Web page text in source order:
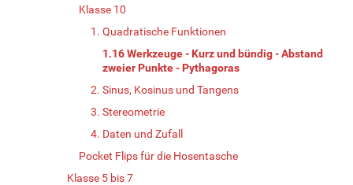
Klasse 10
1. Quadratische Funktionen
1.16 Werkzeuge - Kurz und bündig - Abstand
zweier Punkte - Pythagoras
2. Sinus, Kosinus und Tangens
3. Stereometrie
4. Daten und Zufall
Pocket Flips für die Hosentasche
Klasse 5 bis 7